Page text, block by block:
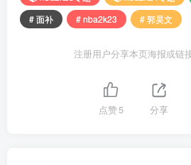
# 面补
# nba2k23 # 郭昊文
注册用户分享本页海报或链
点赞5 分享